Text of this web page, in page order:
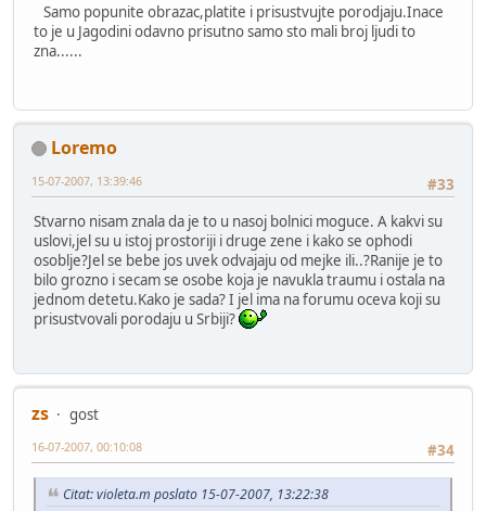
Samo popunite obrazac,platite i prisustvujte porodjaju.Inace
to je u Jagodini odavno prisutno samo sto mali broj ljudi to
zna......
Loremo
#33
15-07-2007, 13:39:46
Stvarno nisam znala da je to u nasoj bolnici moguce. A kakvi su
uslovi,jel su u istoj prostoriji i druge zene i kako se ophodi
osoblje?Jel se bebe jos uvek odvajaju od mejke ili..?Ranije je to
bilo grozno i secam se osobe koja je navukla traumu i ostala na
jednom detetu.Kako je sada? I jel ima na forumu oceva koji su
prisustvovali porodaju u Srbiji?
zs
gost
#34
16-07-2007, 00:10:08
Citat: violeta.m poslato 15-07-2007, 13:22:38